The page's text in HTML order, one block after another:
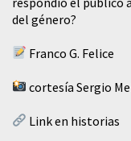
del género?
Franco G. Felice
cortesía Sergio
Link en historias